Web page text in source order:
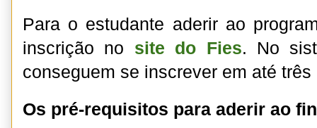
Para o estudante aderir ao
inscrição no site do Fies. No
conseguem se inscrever em até
Os pré-requisitos para aderir ao